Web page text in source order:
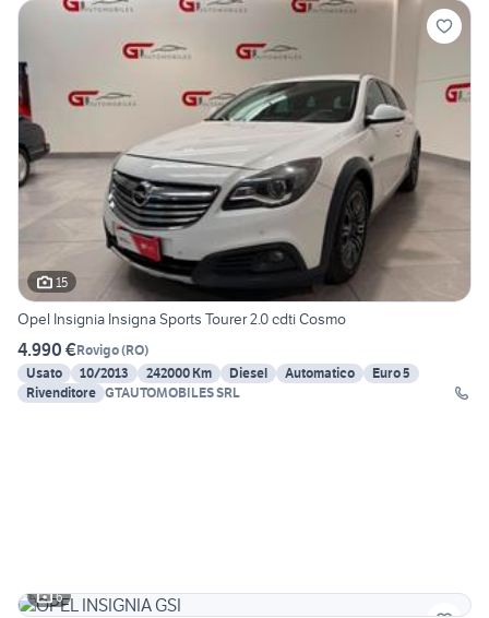
15
Opel Insignia Insigna Sports Tourer 2.0 cdti Cosmo
4.990 €Rovigo(RO)
Usato
10/2013 242000 Km Diesel Automatico
Euro 5
Rivenditore GTAUTOMOBILES SRL
6